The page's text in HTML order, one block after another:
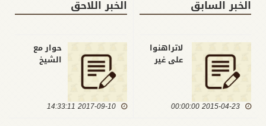
الخبر السابق
لاتراهنوا
على غير
2015-04-23 00:00:00
الخبر اللاحق
حوار مع
الشيخ
العمشاني
2017-09-10 14:33:11